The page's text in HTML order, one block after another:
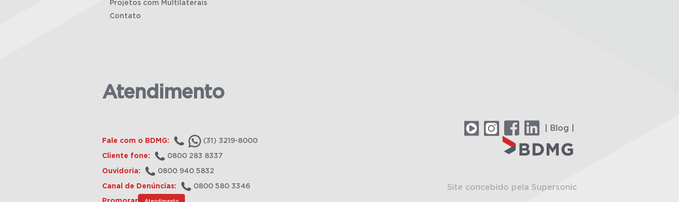
Projetos com Multilaterais
Contato
Atendimento
Fale com o BDMG: (31) 3219-8000
Cliente fone: 0800 283 8337
Ouvidoria: 0800 940 5832
Canal de Denúncias: 0800 580 3346
Atendimento
| Blog |
Site concebido pela Supersonic